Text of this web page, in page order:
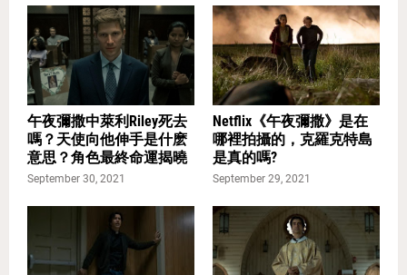
午夜彌撒中萊利Riley死去
嗎？天使向他伸手是什麽
意思？角色最終命運揭曉
September 30, 2021
Netflix《午夜彌撒》是在
哪裡拍攝的，克羅克特島
是真的嗎?
September 29, 2021